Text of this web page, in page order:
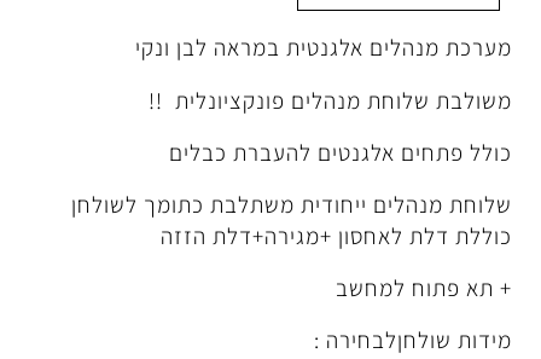
במראה לבן ונקי
פונקציונלית !!
להעברת כבלים
ייחודית משתלבת כתומך לשולחן
+מגירה+דלת הזזה
: